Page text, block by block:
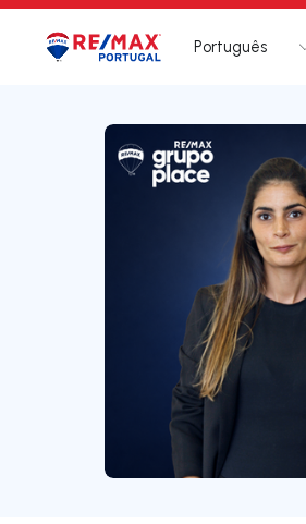
Logo Ir para página inicial
Português